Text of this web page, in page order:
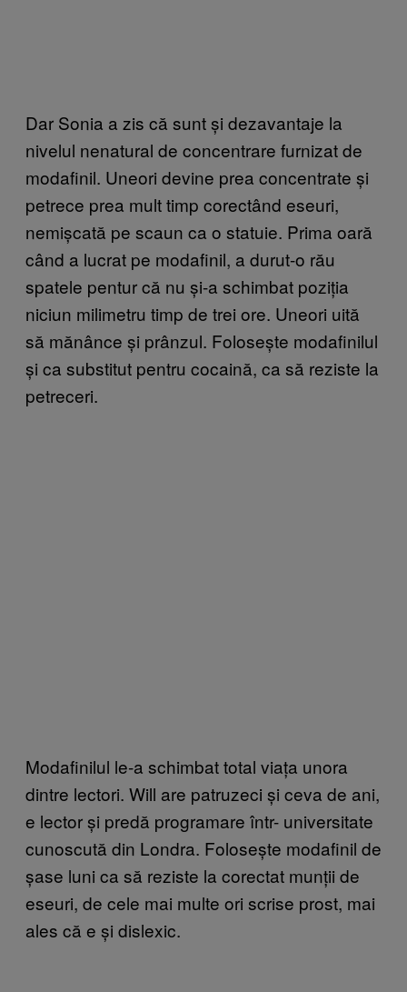
Dar Sonia a zis că sunt și dezavantaje la
nivelul nenatural de concentrare furnizat de
modafinil. Uneori devine prea concentrate și
petrece prea mult timp corectând eseuri,
nemișcată pe scaun ca o statuie. Prima oară
când a lucrat pe modafinil, a durut-o rău
spatele pentur că nu și-a schimbat poziția
niciun milimetru timp de trei ore. Uneori uită
să mănânce și prânzul. Folosește modafinilul
și ca substitut pentru cocaină, ca să reziste la
petreceri.
Modafinilul le-a schimbat total viața unora
dintre lectori. Will are patruzeci și ceva de ani,
e lector și predă programare într- universitate
cunoscută din Londra. Folosește modafinil de
șase luni ca să reziste la corectat munții de
eseuri, de cele mai multe ori scrise prost, mai
ales că e și dislexic.